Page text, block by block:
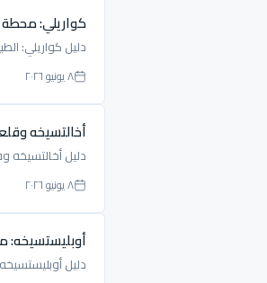
كواريلي:
دليل كواريلي:
٨ يونيو ٢٠٢٦
أخالتسيخه
دليل أخالتسيخه
٨ يونيو ٢٠٢٦
أوبليستسيخه:
دليل